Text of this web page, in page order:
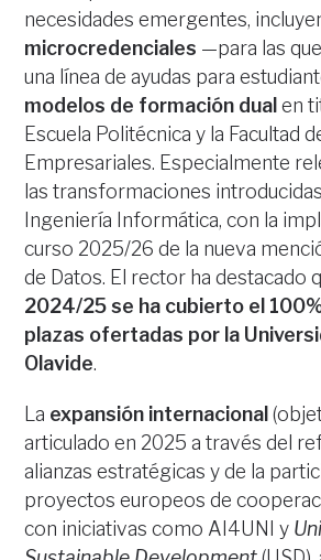
necesidades emergentes,
microcredenciales —para las
una línea de ayudas para
modelos de formación dual en
Escuela Politécnica y la Facultad
Empresariales. Especialmente
las transformaciones
Ingeniería Informática, con la
curso 2025/26 de la nueva
de Datos. El rector ha destacado
2024/25 se ha cubierto el
plazas ofertadas por la
Olavide.
La expansión internacional
articulado en 2025 a través del
alianzas estratégicas y de la
proyectos europeos de
con iniciativas como AI4UNI y